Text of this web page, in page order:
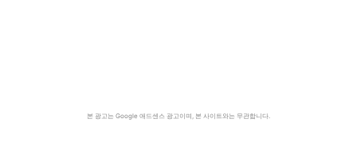
본 광고는 Google 애드센스 광고이며, 본 사이트와는 무관합니다.